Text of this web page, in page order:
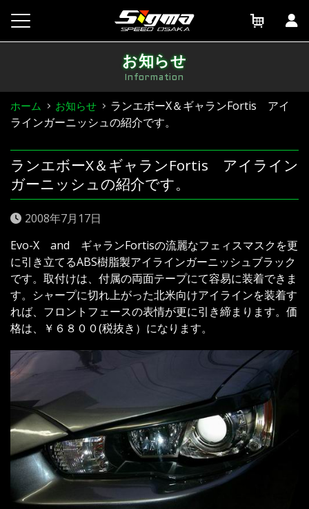
content
お知らせ
Information
ホーム お知らせ
ランエボーX＆ギャランFortis アイ
ラインガーニッシュの紹介です。
ランエボーX＆ギャランFortis アイライン
ガーニッシュの紹介です。
2008年7月17日
Evo-X and ギャランFortisの流麗なフェィスマスクを更
に引き立てるABS樹脂製アイラインガーニッシュブラック
です。取付けは、付属の両面テープにて容易に装着できま
す。シャープに切れ上がった北米向けアイラインを装着す
れば、フロントフェースの表情が更に引き締まります。価
格は、￥６８００(税抜き）になります。